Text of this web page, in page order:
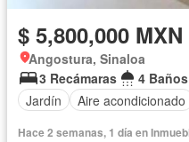
$ 5,800,000 MXN
Angostura, Sinaloa
3 Recámaras
4 Baños
Jardín
Aire acondicionado
Hace 2 semanas, 1 día en